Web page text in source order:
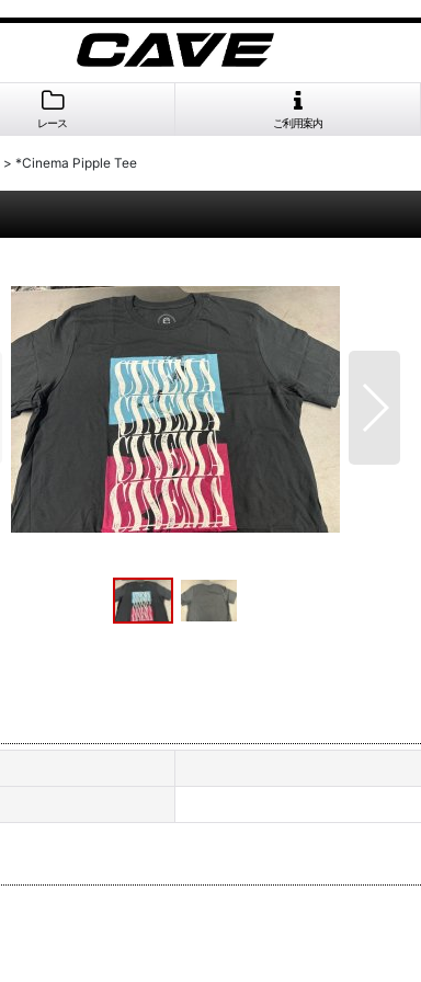
レース ご利用案内
> *Cinema Pipple Tee